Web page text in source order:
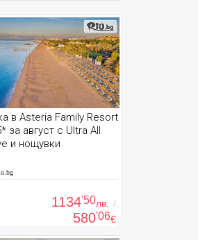
в Asteria Family Resort
за август с Ultra All
и нощувки
1134'50лв. /
580'06€